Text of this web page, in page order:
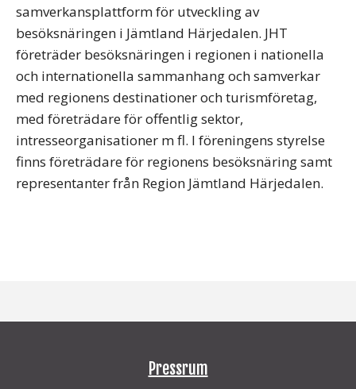
samverkansplattform för utveckling av
besöksnäringen i Jämtland Härjedalen. JHT
företräder besöksnäringen i regionen i nationella
och internationella sammanhang och samverkar
med regionens destinationer och turismföretag,
med företrädare för offentlig sektor,
intresseorganisationer m fl. I föreningens styrelse
finns företrädare för regionens besöksnäring samt
representanter från Region Jämtland Härjedalen.
Pressrum